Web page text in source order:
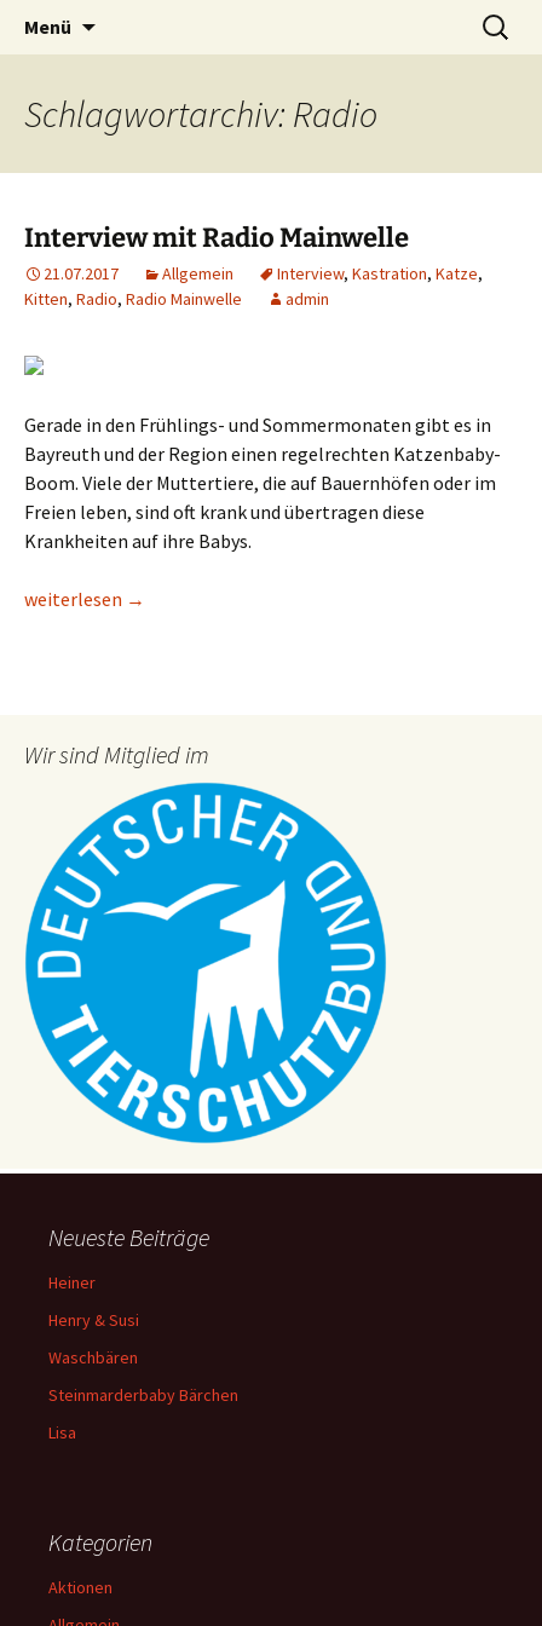
Tierhilfe
Weidenberg und Umgebung e.V.
Menü
Suchen
nach:
Schlagwortarchiv: Radio
Interview mit Radio Mainwelle
21.07.2017 Allgemein Interview, Kastration, Katze,
Kitten, Radio, Radio Mainwelle admin
Gerade in den Frühlings- und Sommermonaten gibt es in
Bayreuth und der Region einen regelrechten Katzenbaby-
Boom. Viele der Muttertiere, die auf Bauernhöfen oder im
Freien leben, sind oft krank und übertragen diese
Krankheiten auf ihre Babys.
Interview mit Radio Mainwelle
weiterlesen →
Wir sind Mitglied im
Neueste Beiträge
Heiner
Henry & Susi
Waschbären
Steinmarderbaby Bärchen
Lisa
Kategorien
Aktionen